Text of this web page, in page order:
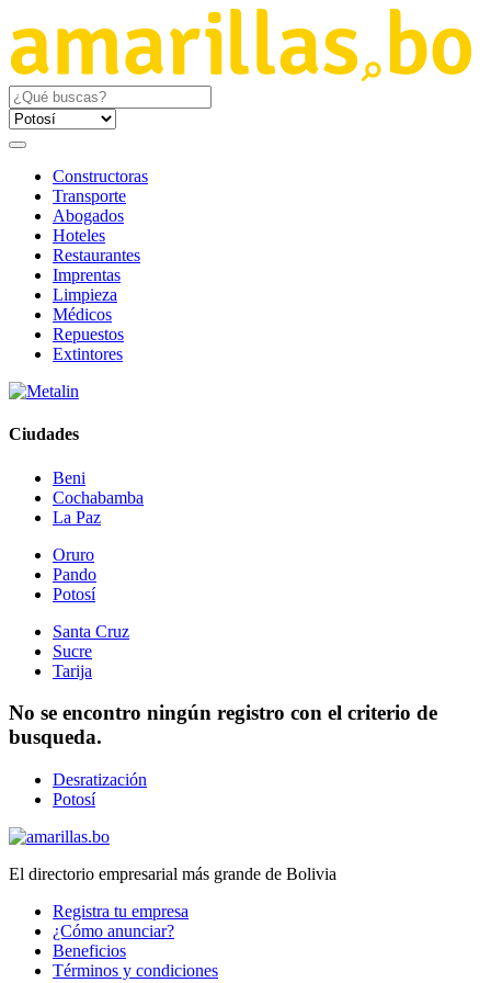
Constructoras
Transporte
Abogados
Hoteles
Restaurantes
Imprentas
Limpieza
Médicos
Repuestos
Extintores
Ciudades
Beni
Cochabamba
La Paz
Oruro
Pando
Potosí
Santa Cruz
Sucre
Tarija
No se encontro ningún registro con el criterio de
busqueda.
Desratización
Potosí
El directorio empresarial más grande de Bolivia
Registra tu empresa
¿Cómo anunciar?
Beneficios
Términos y condiciones